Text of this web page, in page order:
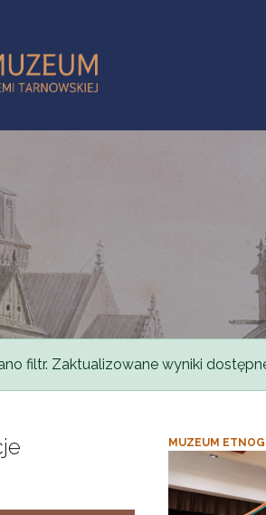
filtr. Zaktualizowane wyniki
MUZEUM